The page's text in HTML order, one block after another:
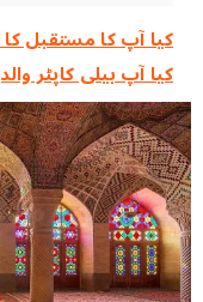
کیا آپ کا مستقبل
کیا آپ ہیلی کاپٹر